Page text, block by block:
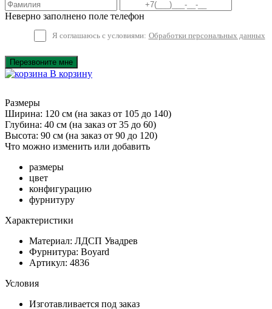
Неверно заполнено поле телефон
Я соглашаюсь с условиями: Обработки персональных данных
Перезвоните мне
В корзину
Размеры
Ширина: 120 см (на заказ от 105 до 140)
Глубина: 40 см (на заказ от 35 до 60)
Высота: 90 см (на заказ от 90 до 120)
Что можно изменить или добавить
размеры
цвет
конфигурацию
фурнитуру
Характеристики
Материал: ЛДСП Увадрев
Фурнитура: Boyard
Артикул: 4836
Условия
Изготавливается под заказ